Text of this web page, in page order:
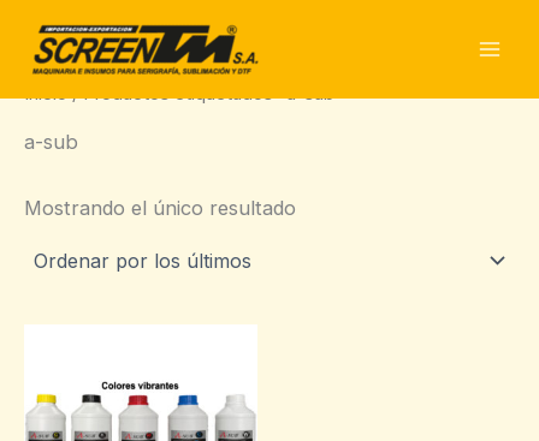
contenido
a-sub
Mostrando el único resultado